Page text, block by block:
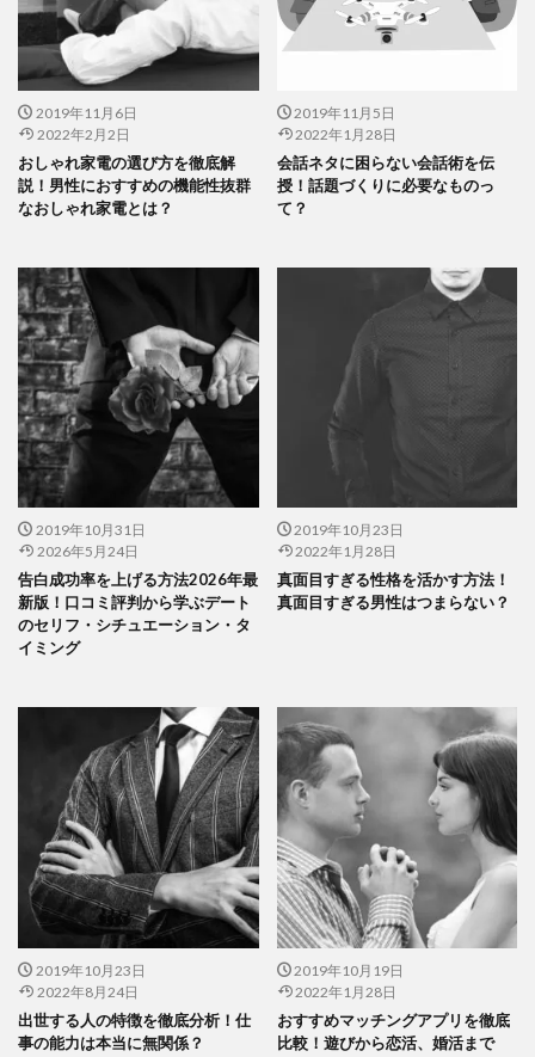
2019年11月6日
2022年2月2日
おしゃれ家電の選び方を徹底解
説！男性におすすめの機能性抜群
なおしゃれ家電とは？
2019年11月5日
2022年1月28日
会話ネタに困らない会話術を伝
授！話題づくりに必要なものっ
て？
2019年10月31日
2026年5月24日
告白成功率を上げる方法2026年最
新版！口コミ評判から学ぶデート
のセリフ・シチュエーション・タ
イミング
2019年10月23日
2022年1月28日
真面目すぎる性格を活かす方法！
真面目すぎる男性はつまらない？
2019年10月23日
2022年8月24日
出世する人の特徴を徹底分析！仕
事の能力は本当に無関係？
2019年10月19日
2022年1月28日
おすすめマッチングアプリを徹底
比較！遊びから恋活、婚活まで